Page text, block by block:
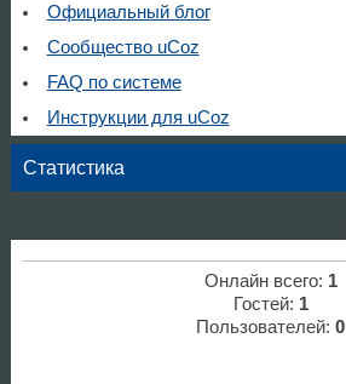
Официальный блог
Сообщество uCoz
FAQ по системе
Инструкции для uCoz
Статистика
Онлайн всего: 1
Гостей: 1
Пользователей:0